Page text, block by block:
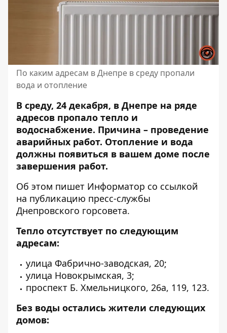
По каким адресам в Днепре в среду пропали
вода и отопление
В среду, 24 декабря, в Днепре на ряде
адресов пропало тепло и
водоснабжение. Причина – проведение
аварийных работ. Отопление и вода
должны появиться в вашем доме после
завершения работ.
Об этом пишет Информатор со ссылкой
на публикацию пресс-службы
Днепровского горсовета.
Тепло отсутствует по следующим
адресам:
улица Фабрично-заводская, 20;
улица Новокрымская, 3;
проспект Б. Хмельницкого, 26а, 119, 123.
Без воды остались жители следующих
домов: